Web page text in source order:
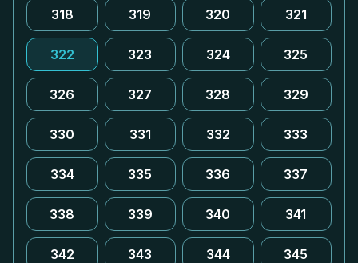
318 319 320 321
322 323 324 325
326 327 328 329
330 331 332 333
334 335 336 337
338 339 340 341
342 343 344 345